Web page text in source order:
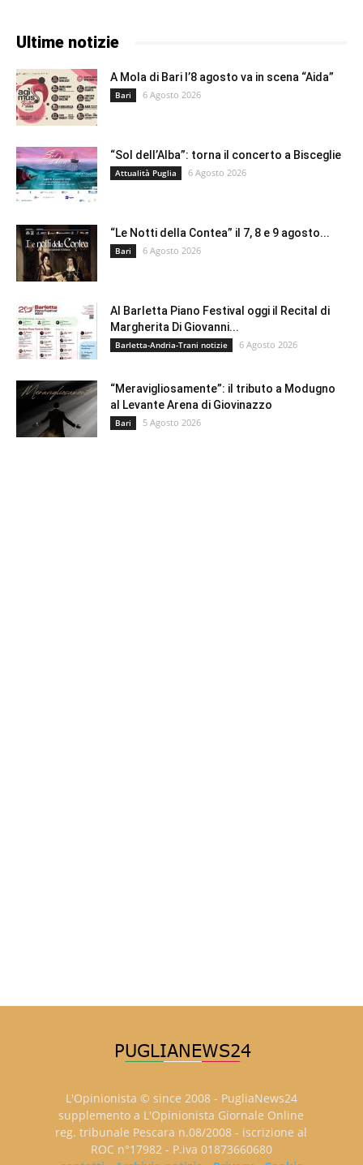
Ultime notizie
A Mola di Bari l’8 agosto va in scena “Aida”
Bari 6 Agosto 2026
“Sol dell’Alba”: torna il concerto a Bisceglie
Attualità Puglia 6 Agosto 2026
“Le Notti della Contea” il 7, 8 e 9 agosto...
Bari 6 Agosto 2026
Al Barletta Piano Festival oggi il Recital di
Margherita Di Giovanni...
Barletta-Andria-Trani notizie 6 Agosto 2026
“Meravigliosamente”: il tributo a Modugno
al Levante Arena di Giovinazzo
Bari 5 Agosto 2026
L'Opinionista © since 2008 - PugliaNews24
supplemento a L'Opinionista Giornale Online
reg. tribunale Pescara n.08/2008 - iscrizione al
ROC n°17982 - P.iva 01873660680